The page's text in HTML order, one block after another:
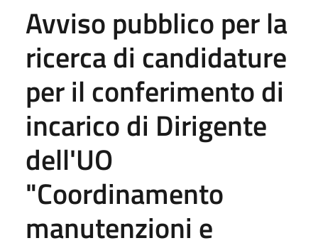
Avviso pubblico per la
ricerca di candidature
per il conferimento di
incarico di Dirigente
dell'UO
"Coordinamento
manutenzioni e